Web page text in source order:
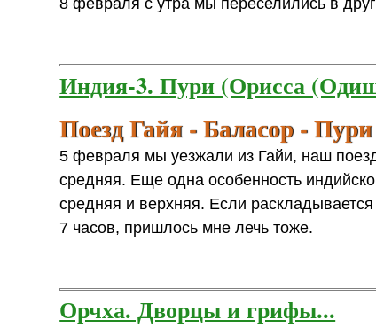
8 февраля с утра мы переселились в
Индия-3. Пури (Орисса
Поезд Гайя - Баласор - Пури
5 февраля мы уезжали из Гайи, наш
средняя. Еще одна особенность
средняя и верхняя. Если
7 часов, пришлось мне лечь тоже.
Орчха. Дворцы и грифы...